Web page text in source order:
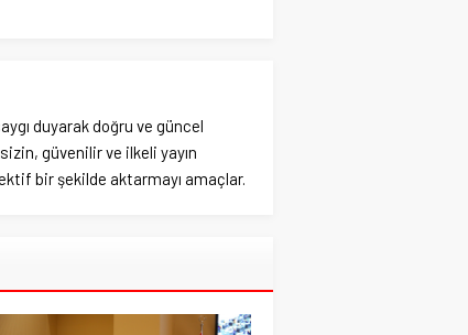
duyarak doğru ve güncel
güvenilir ve ilkeli yayın
bir şekilde aktarmayı amaçlar.